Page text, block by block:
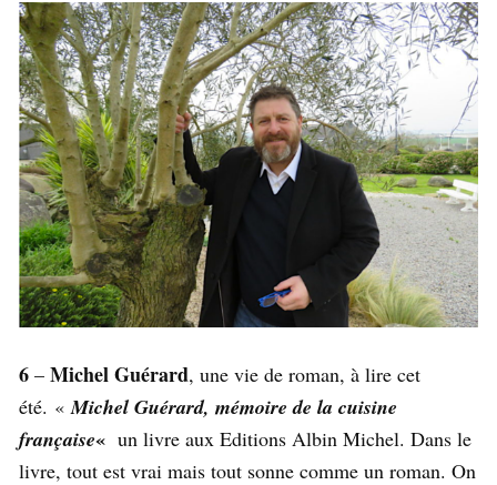
6 – Michel Guérard, une vie de roman, à lire cet
été. «Michel Guérard, mémoire de la cuisine
française« un livre aux Editions Albin Michel. Dans le
livre, tout est vrai mais tout sonne comme un roman. On